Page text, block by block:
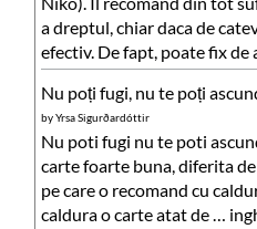
a dreptul, chiar daca de
efectiv. De fapt, poate fix de
Nu poți fugi, nu te poți
byYrsa Sigurðardóttir
Nu poti fugi nu te poti
carte foarte buna, diferita
pe care o recomand cu
caldura o carte atat de …